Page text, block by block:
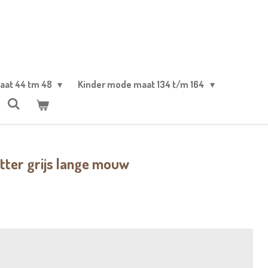
44 tm 48 Kinder mode maat 134 t/m 164
grijs lange mouw